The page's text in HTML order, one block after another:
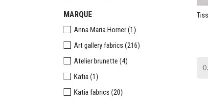
MARQUE
Anna Maria Horner(1)
Art gallery fabrics (216)
Atelier brunette (4)
Katia(1)
Katia fabrics (20)